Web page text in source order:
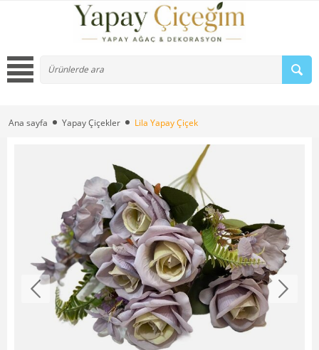
Ana sayfa Yapay Çiçekler Lila Yapay Çiçek